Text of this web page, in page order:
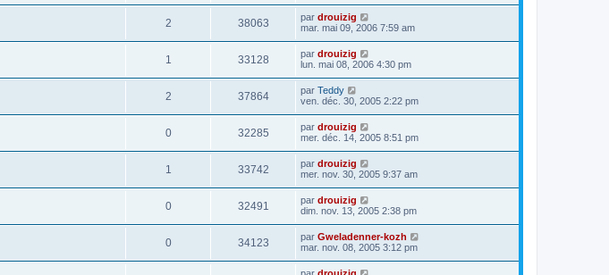
2 38063 par drouizig
mar. mai 09, 2006 7:59 am
1 33128 par drouizig
lun. mai 08, 2006 4:30 pm
2 37864 par Teddy
ven. déc. 30, 2005 2:22 pm
0 32285 par drouizig
mer. déc. 14, 2005 8:51 pm
1 33742 par drouizig
mer. nov. 30, 2005 9:37 am
0 32491 par drouizig
dim. nov. 13, 2005 2:38 pm
0 34123 par Gweladenner-kozh
mar. nov. 08, 2005 3:12 pm